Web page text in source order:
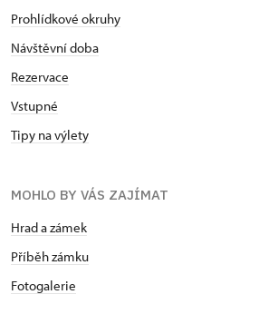
Prohlídkové okruhy
Návštěvní doba
Rezervace
Vstupné
Tipy na výlety
MOHLO BY VÁS ZAJÍMAT
Hrad a zámek
Příběh zámku
Fotogalerie